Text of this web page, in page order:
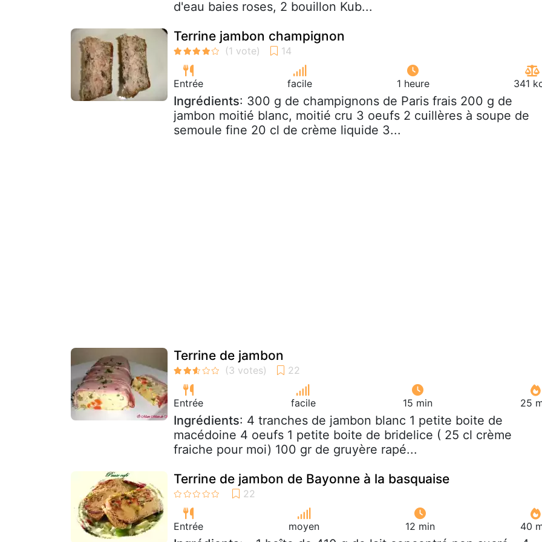
d'eau baies roses, 2 bouillon Kub...
Terrine jambon champignon
Entrée facile 1 heure 341
Ingrédients: 300 g de champignons de Paris frais 200 g de
jambon moitié blanc, moitié cru 3 oeufs 2 cuillères à soupe de
semoule fine 20 cl de crème liquide 3...
Terrine de jambon
Entrée facile 15 min 25
Ingrédients: 4 tranches de jambon blanc 1 petite boite de
macédoine 4 oeufs 1 petite boite de bridelice ( 25 cl crème
fraiche pour moi) 100 gr de gruyère rapé...
Terrine de jambon de Bayonne à la basquaise
Entrée moyen 12 min 40